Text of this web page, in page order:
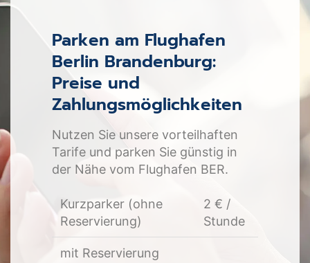
Parken am Flughafen
Berlin Brandenburg:
Preise und
Zahlungsmöglichkeiten
Nutzen Sie unsere vorteilhaften
Tarife und parken Sie günstig in
der Nähe vom Flughafen BER.
Kurzparker (ohne
Reservierung)
2 € /
Stunde
mit Reservierung